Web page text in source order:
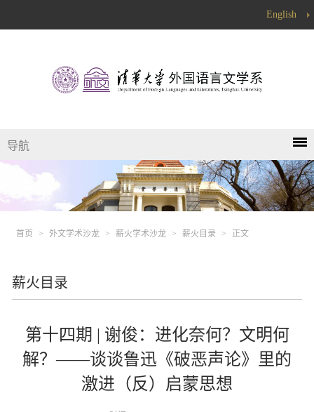
English
导航
首页 > 外文学术沙龙 > 薪火学术沙龙 > 薪火目录 > 正文
薪火目录
第十四期 | 谢俊：进化奈何？文明何
解？——谈谈鲁迅《破恶声论》里的
激进（反）启蒙思想